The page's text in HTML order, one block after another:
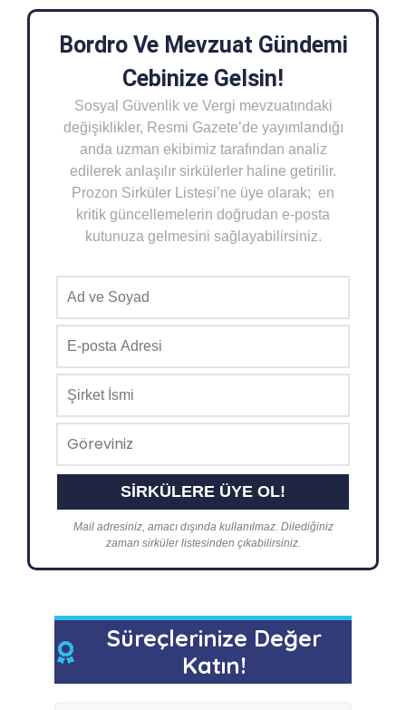
Bordro Ve Mevzuat Gündemi
Cebinize Gelsin!
Sosyal Güvenlik ve Vergi mevzuatındaki
değişiklikler, Resmi Gazete’de yayımlandığı
anda uzman ekibimiz tarafından analiz
edilerek anlaşılır sirkülerler haline getirilir.
Prozon Sirküler Listesi’ne üye olarak; en
kritik güncellemelerin doğrudan e-posta
kutunuza gelmesini sağlayabilirsiniz.
Mail adresiniz, amacı dışında kullanılmaz. Dilediğiniz
zaman sirküler listesinden çıkabilirsiniz.
Süreçlerinize Değer
Katın!